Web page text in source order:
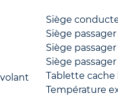
Siège
Siège
Siège
Siège
Tablette cache
Température